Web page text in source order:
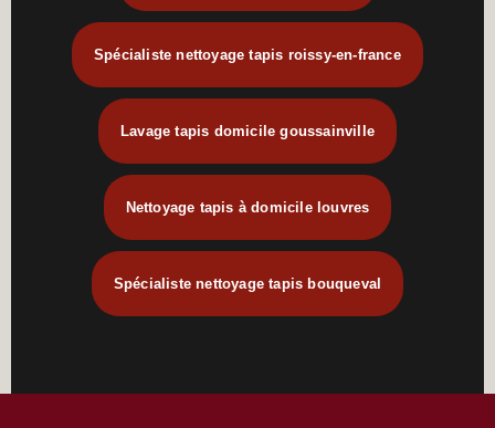
Spécialiste nettoyage tapis roissy-en-france
Lavage tapis domicile goussainville
Nettoyage tapis à domicile louvres
Spécialiste nettoyage tapis bouqueval